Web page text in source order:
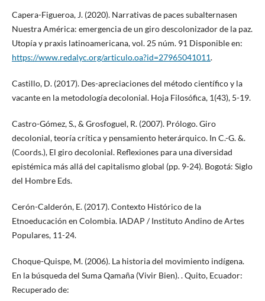
Capera-Figueroa, J. (2020). Narrativas de paces subalternasen
Nuestra América: emergencia de un giro descolonizador de la paz.
Utopía y praxis latinoamericana, vol. 25 núm. 91 Disponible en:
https://www.redalyc.org/articulo.oa?id=27965041011.
Castillo, D. (2017). Des-apreciaciones del método científico y la
vacante en la metodología decolonial. Hoja Filosófica, 1(43), 5-19.
Castro-Gómez, S., & Grosfoguel, R. (2007). Prólogo. Giro
decolonial, teoría crítica y pensamiento heterárquico. In C.-G. &.
(Coords.), El giro decolonial. Reflexiones para una diversidad
epistémica más allá del capitalismo global (pp. 9-24). Bogotá: Siglo
del Hombre Eds.
Cerón-Calderón, E. (2017). Contexto Histórico de la
Etnoeducación en Colombia. IADAP / Instituto Andino de Artes
Populares, 11-24.
Choque-Quispe, M. (2006). La historia del movimiento indígena.
En la búsqueda del Suma Qamaña (Vivir Bien). . Quito, Ecuador:
Recuperado de: